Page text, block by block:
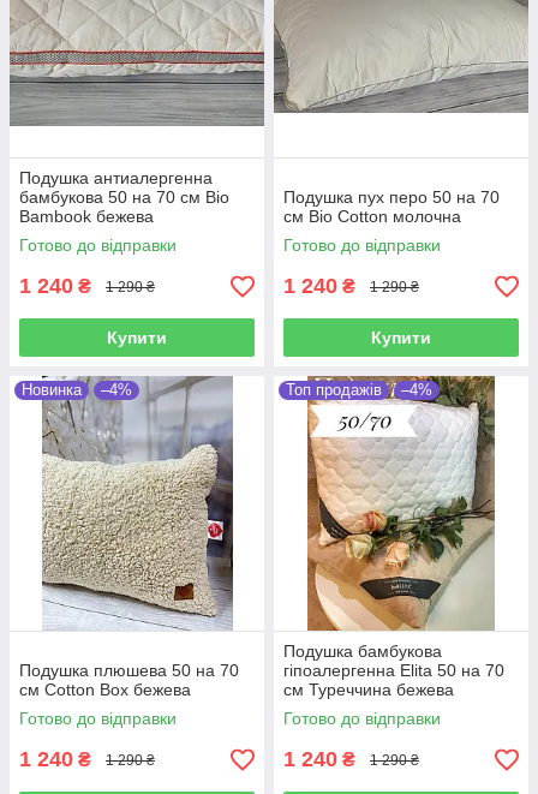
Подушка антиалергенна
бамбукова 50 на 70 см Bio
Bambook бежева
Готово до відправки
1 240 ₴ 1 290 ₴
Купити
Подушка пух перо 50 на 70
см Bio Cotton молочна
Готово до відправки
1 240 ₴ 1 290 ₴
Купити
Новинка –4%
Подушка плюшева 50 на 70
см Cotton Box бежева
Готово до відправки
1 240 ₴ 1 290 ₴
Топ продажів –4%
Подушка бамбукова
гіпоалергенна Elita 50 на 70
см Туреччина бежева
Готово до відправки
1 240 ₴ 1 290 ₴